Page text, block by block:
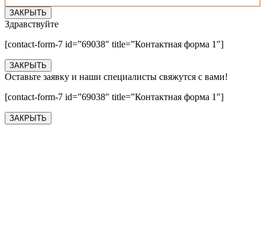
ЗАКРЫТЬ
Здравствуйте
[contact-form-7 id=”69038″ title=”Контактная форма 1″]
ЗАКРЫТЬ
Оставьте заявку и наши специалисты свяжутся с вами!
[contact-form-7 id=”69038″ title=”Контактная форма 1″]
ЗАКРЫТЬ